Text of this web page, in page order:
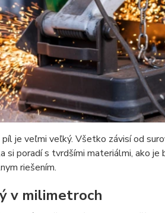
je veľmi veľký. Všetko závisí od
si poradí s tvrdšími materiálmi, ako
riešením.
v milimetroch